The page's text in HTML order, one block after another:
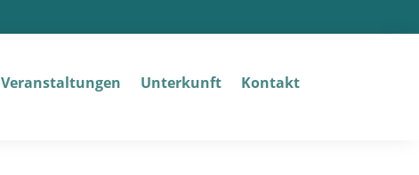
Ver­an­stal­tun­gen Unter­kunft Kon­takt